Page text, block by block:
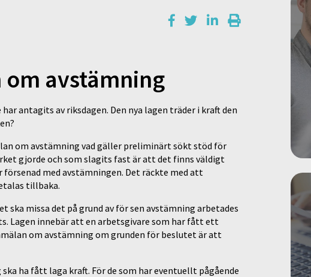
avstämning
antagits av riksdagen. Den nya lagen träder i kraft den
om avstämning vad gäller preliminärt sökt stöd för
gjorde och som slagits fast är att det finns väldigt
med avstämningen. Det räckte med att
tillbaka.
missa det på grund av för sen avstämning arbetades
Lagen innebär att en arbetsgivare som har fått ett
om avstämning om grunden för beslutet är att
ha fått laga kraft. För de som har eventuellt pågående